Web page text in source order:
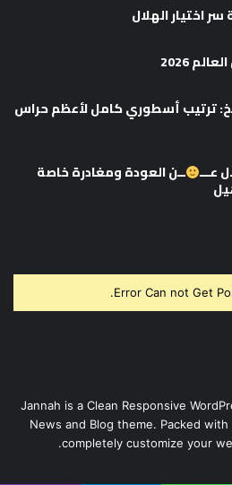
اختيار الهلال
ترتيب أسطوري كامل لأعظم حراس
عـــ ــن العودة ومغادرة خاصة
Error Can not Get
Jannah is a Clean Responsive
News and Blog theme. Packed
completely customize your